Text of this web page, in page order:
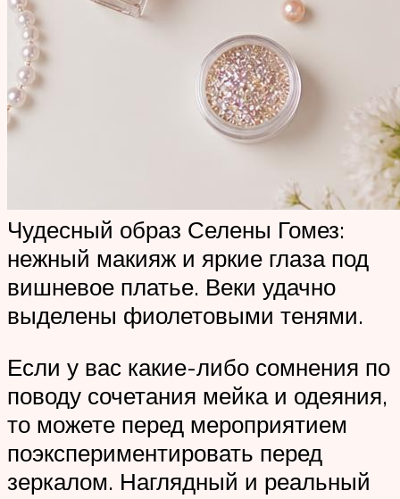
Чудесный образ Селены Гомез:
нежный макияж и яркие глаза под
вишневое платье. Веки удачно
выделены фиолетовыми тенями.
Если у вас какие-либо сомнения по
поводу сочетания мейка и одеяния,
то можете перед мероприятием
поэкспериментировать перед
зеркалом. Наглядный и реальный